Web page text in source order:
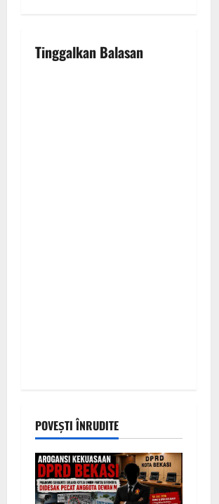
i
g
Tinggalkan Balasan
POVEȘTI ÎNRUDITE